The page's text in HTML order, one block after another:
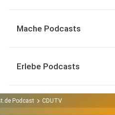
Mache Podcasts
Erlebe Podcasts
Podcast CDUTV